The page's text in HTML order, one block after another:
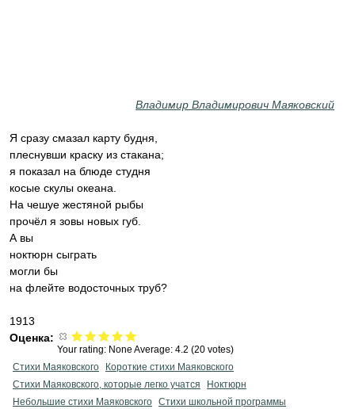
Владимир Владимирович Маяковский
Я сразу смазал карту будня,
плеснувши краску из стакана;
я показал на блюде студня
косые скулы океана.
На чешуе жестяной рыбы
прочёл я зовы новых губ.
А вы
ноктюрн сыграть
могли бы
на флейте водосточных труб?
1913
Оценка:
Your rating: None Average: 4.2 (20 votes)
Стихи Маяковского
Короткие стихи Маяковского
Стихи Маяковского, которые легко учатся
Ноктюрн
Небольшие стихи Маяковского Стихи школьной программы